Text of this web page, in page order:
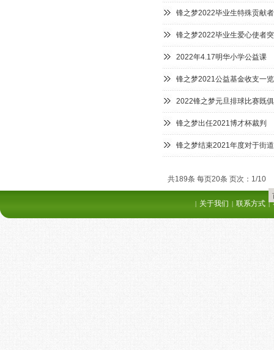
锋之梦2022毕业生特殊贡献
锋之梦2022毕业生爱心使者
2022年4.17明华小学公益课
锋之梦2021公益基金收支一
2022锋之梦元旦排球比赛既
锋之梦出任2021博才杯裁判
锋之梦结束2021年度对于街
共189条 每页20条 页次：1/10
| 关于我们 | 联系方式 |